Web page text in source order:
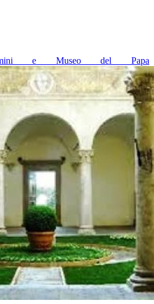
e Museo del Papa